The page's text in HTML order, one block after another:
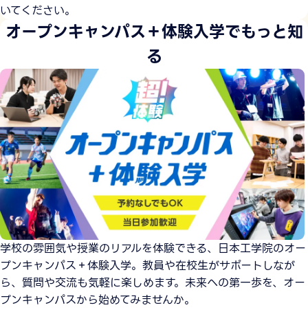
いてください。
オープンキャンパス＋体験入学でもっと知
る
学校の雰囲気や授業のリアルを体験できる、日本工学院のオー
プンキャンパス＋体験入学。教員や在校生がサポートしなが
ら、質問や交流も気軽に楽しめます。未来への第一歩を、オー
プンキャンパスから始めてみませんか。